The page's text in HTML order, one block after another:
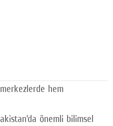
hem
önemli bilimsel